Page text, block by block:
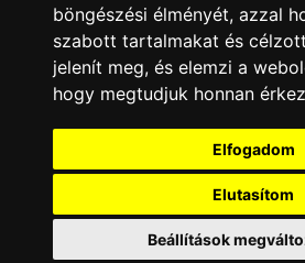
Drótkötél
Minden jog fenntartva © 2002
böngészési élményét, azzal
szabott tartalmakat és
jelenít meg, és elemzi a
hogy megtudjuk honnan
Elfogadom
Elutasítom
Beállítások